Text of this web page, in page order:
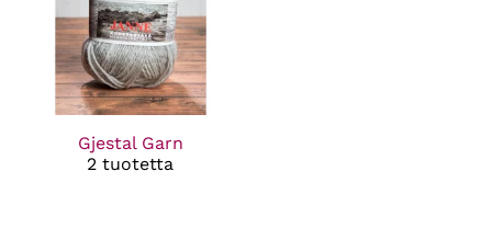
Gjestal Garn
2 tuotetta